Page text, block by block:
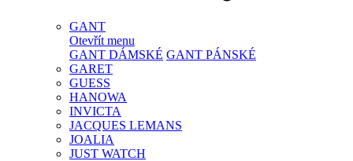
GANT
Otevřít menu
GANT DÁMSKÉ GANT PÁNSKÉ
GARET
GUESS
HANOWA
INVICTA
JACQUES LEMANS
JOALIA
JUST WATCH